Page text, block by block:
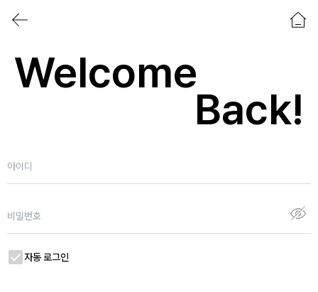
Welcome
Back!
자동 로그인